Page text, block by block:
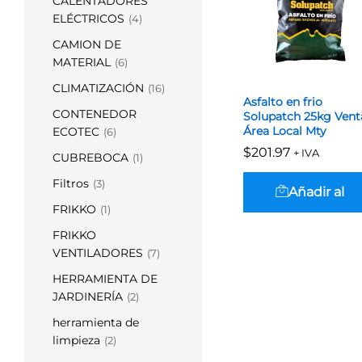
Asfalto en frio
Solupatch 25kg
Área Local Mty
$201.97 + IVA
$201.97
Añadir al
ELÉCTRICOS (4)
CAMION DE
MATERIAL (6)
CLIMATIZACIÓN (16)
CONTENEDOR
ECOTEC (6)
CUBREBOCA (1)
Filtros (3)
FRIKKO (1)
FRIKKO
VENTILADORES (7)
HERRAMIENTA DE
JARDINERÍA (2)
herramienta de
limpieza (2)